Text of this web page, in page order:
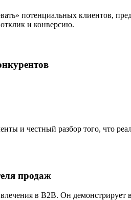
потенциальных клиентов,
и конверсию.
и честный разбор того, что
продаж
в B2B. Он демонстрирует